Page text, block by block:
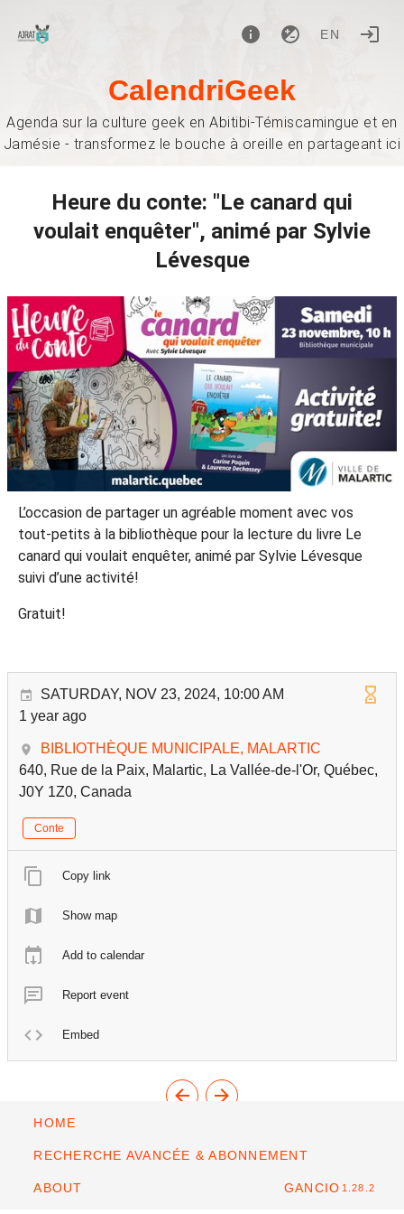
EN
CalendriGeek
Agenda sur la culture geek en Abitibi-Témiscamingue et en
Jamésie - transformez le bouche à oreille en partageant ici
Heure du conte: "Le canard qui
voulait enquêter", animé par Sylvie
Lévesque
L’occasion de partager un agréable moment avec vos
tout-petits à la bibliothèque pour la lecture du livre Le
canard qui voulait enquêter, animé par Sylvie Lévesque
suivi d’une activité!
Gratuit!
SATURDAY, NOV 23, 2024, 10:00 AM
1 year ago
BIBLIOTHÈQUE MUNICIPALE, MALARTIC
640, Rue de la Paix, Malartic, La Vallée-de-l'Or, Québec,
J0Y 1Z0, Canada
Conte
Copy link
Show map
Add to calendar
Report event
Embed
HOME
RECHERCHE AVANCÉE & ABONNEMENT
ABOUT GANCIO 1.28.2